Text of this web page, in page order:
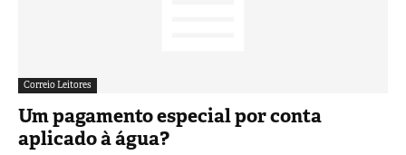
Correio Leitores
Um pagamento especial por conta
aplicado à água?